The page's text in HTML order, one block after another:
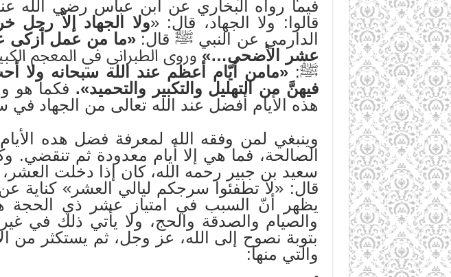
فيما رواه البخاري عن ابن عباس رضي الله
قالوا: ولا الجهاد، قال: «ولا الجهاد إلاّ
الدارمي عن النبي ﷺ قال:«ما من عمل أزكى
عشر الأضحى…» وروى الطبراني في المعجم
ﷺ:«مامن أيّام أعظم عند الله سبحانه ولا
فيهنَّ من التهليل والتكبير والتحميد». فكما هو
هذه الأيام أفضل عند الله تعالى من الجهاد في
وينبغي لمن وفقه الله لمعرفة فضل هده
الصالحة، فما هي إلا أيام معدودة ثم تنقضي.
سعيد بن جبير رحمه الله، كان إذا دخلت العشر،
قال: «لا تطفئوا سرجكم ليالي العشر» كناية
يظهر أنّ السبب في امتياز عشر ذي الحجة
والصيام والصدقة والحج، ولا يأتي ذلك في
بتوبة نصوح إلى الله، عز وجل، ثم يستكثر من
والتي منها: